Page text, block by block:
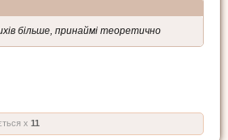
більше, принаймі теоретично
x 11